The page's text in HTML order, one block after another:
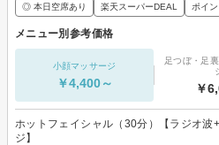
◎ 本日空席あり 楽天スーパーDEAL ポイ
メニュー別参考価格
小顔マッサージ
￥4,400～
足つぼ・足
￥
ホットフェイシャル（30分）【ラジオ波
ジ】